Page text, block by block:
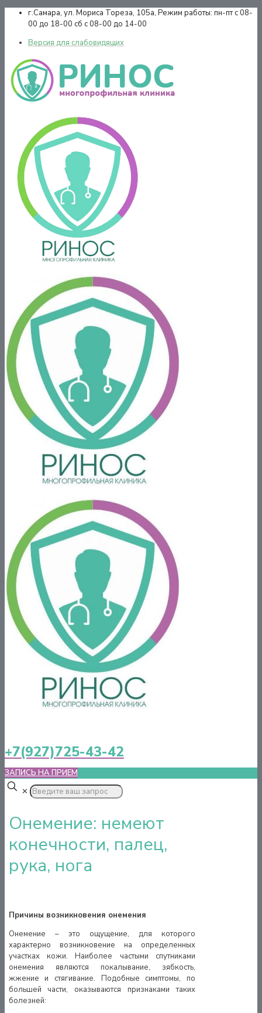
г.Самара, ул. Мориса Тореза, 105а, Режим работы: пн-пт с 08-
00 до 18-00 сб с 08-00 до 14-00
Версия для слабовидящих
+7(927)725-43-42
ЗАПИСЬ НА ПРИЕМ
✕
Онемение: немеют
конечности, палец,
рука, нога
Причины возникновения онемения
Онемение – это ощущение, для которого
характерно возникновение на определенных
участках кожи. Наиболее частыми спутниками
онемения являются покалывание, зябкость,
жжение и стягивание. Подобные симптомы, по
большей части, оказываются признаками таких
болезней: